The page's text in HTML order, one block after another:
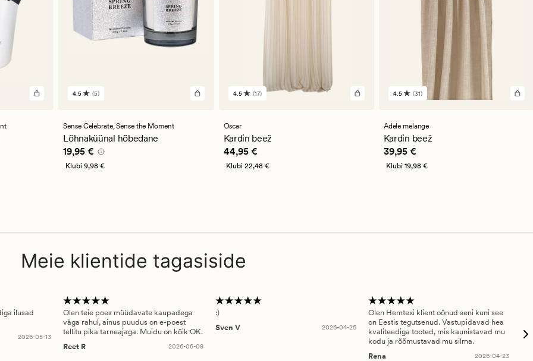
5
hinnanguga
4.5
4.5 (5)
Sense Celebrate,Sense the Moment
Lõhnaküünal hõbedane
Pris_ee 19,95 €
19,95 €
Klubi9,98 €
17
hinnanguga
4.5
4.5 (17)
Oscar
Kardin beež
Pris_ee 44,95 €
44,95 €
Klubi 22,48 €
31
hinnanguga
4.5
4.5 (31)
Adele melange
Kardin beež
Pris_ee
39,95 €
Klubi 19,98 €
Meie klientide tagasiside
ilusad
2026-05-13
Olen teie poes müüdavate kaupadega
väga rahul, ainus puudus on e-poest
tellitu pika tarneajaga. Muidu on kõik OK.
Reet R
2026-05-08
:)
Sven V
2026-04-25
Olen Hemtexi klient oönud seni kuni see
on Eestis tegutsenud. Vastupidavad hea
kvaliteediga tooted, mis kaunistavad mu
kodu ja rõõmustavad mu silma.
Rena
2026-04-23